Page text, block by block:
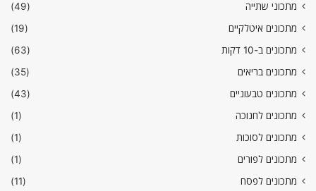
מתכוני שתייה
(49)
מתכונים איטלקיים
(19)
מתכונים ב-10 דקות
(63)
מתכונים בריאים
(35)
מתכונים טבעוניים
(43)
מתכונים לחנוכה
(1)
מתכונים לסוכות
(1)
מתכונים לפורים
(1)
מתכונים לפסח
(11)